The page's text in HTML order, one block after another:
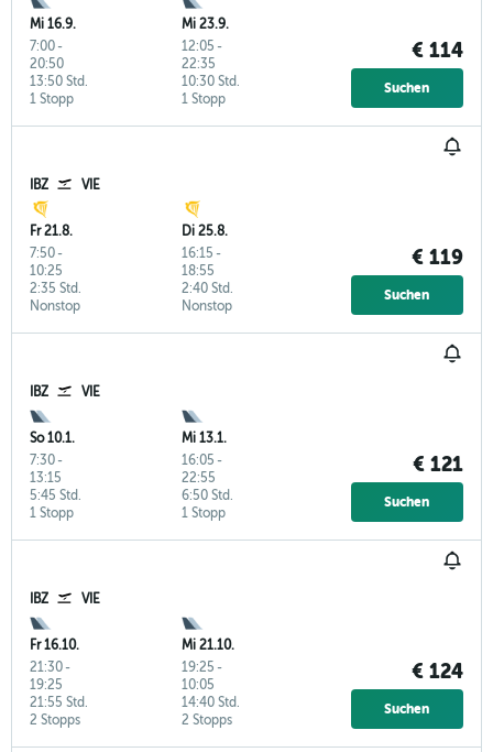
Mi 16.9.
7:00-
20:50
1 Stopp
13:50 Std.
Mi 23.9.
12:05 -
22:35
1 Stopp
10:30 Std.
€ 114
Suchen
IBZ VIE
Fr 21.8.
7:50-
10:25
Nonstop
2:35 Std.
Di 25.8.
16:15 -
18:55
Nonstop
2:40 Std.
€ 119
Suchen
IBZ VIE
So 10.1.
7:30-
13:15
1 Stopp
5:45 Std.
Mi 13.1.
16:05 -
22:55
1 Stopp
6:50 Std.
€ 121
Suchen
IBZ VIE
Fr 16.10.
21:30-
19:25
2 Stopps
21:55 Std.
Mi 21.10.
19:25 -
10:05
2 Stopps
14:40 Std.
€ 124
Suchen